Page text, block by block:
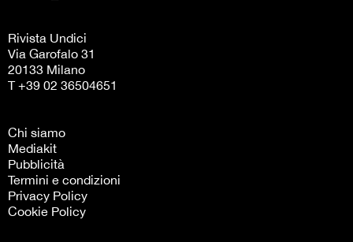
Rivista Undici
Via Garofalo 31
20133 Milano
T +39 02 36504651
Chi siamo
Mediakit
Pubblicità
Termini e condizioni
Privacy Policy
Cookie Policy